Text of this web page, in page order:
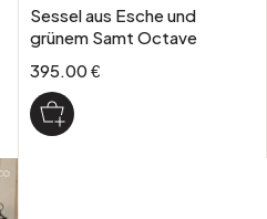
Sessel aus Esche und
grünem Samt Octave
395.00 €